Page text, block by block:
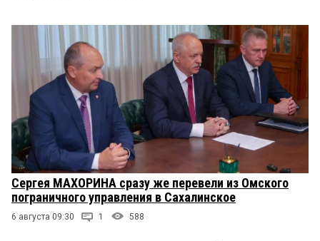
Сергея МАХОРИНА сразу же перевели из Омского
пограничного управления в Сахалинское
6 августа 09:30 1 588